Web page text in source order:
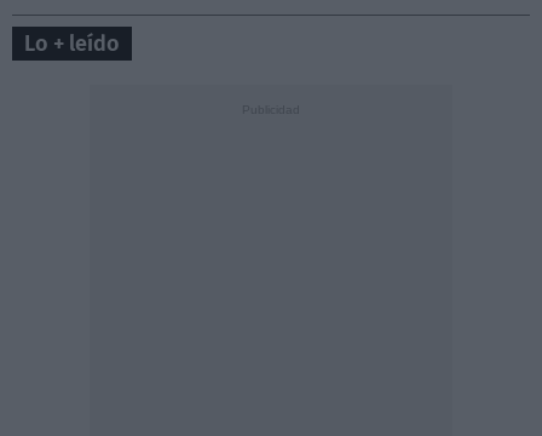
Lo + leído